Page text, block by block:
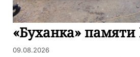
«Буханка»
09.08.2026